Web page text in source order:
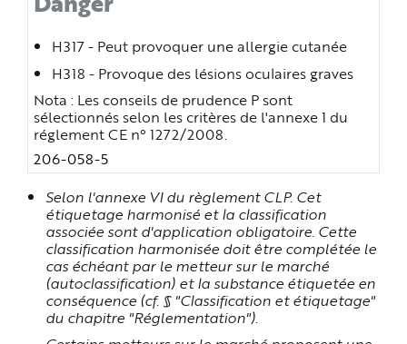
H317 - Peut provoquer une allergie cutanée
H318 - Provoque des lésions oculaires graves
Nota : Les conseils de prudence P sont
sélectionnés selon les critères de l'annexe 1 du
réglement CE n° 1272/2008.
206-058-5
Selon l'annexe VI du règlement CLP. Cet
étiquetage harmonisé et la classification
associée sont d'application obligatoire. Cette
classification harmonisée doit être complétée le
cas échéant par le metteur sur le marché
(autoclassification) et la substance étiquetée en
conséquence (cf. § "Classification et étiquetage"
du chapitre "Réglementation").